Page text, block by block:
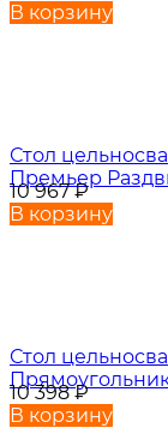
В корзину
Стол
Премьер
10 967₽
В корзину
Стол
10 398₽
В корзину